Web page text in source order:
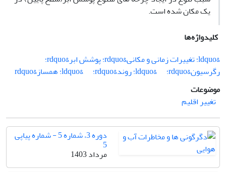
یک مکان شده است.
کلیدواژه‌ها
&ldquo؛ تغییرات زمانی و مکانی&rdquo؛ پوشش ابر&rdquo؛
رگرسیون&rdquo؛
&ldquo؛ روند&rdquo؛
&ldquo؛ همساز&rdquo
موضوعات
تغییر اقلیم
دوره 3، شماره 5 - شماره پیاپی
5
مرداد 1403